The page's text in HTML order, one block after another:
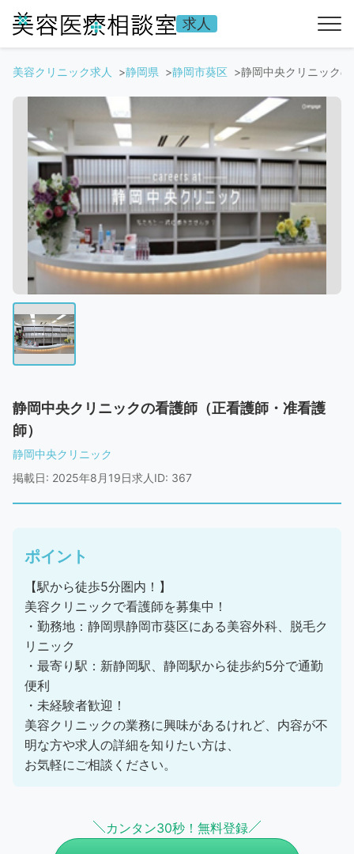
求人
美容クリニック求人 静岡県 静岡市葵区 静岡中央クリニック
静岡中央クリニックの看護師（正看護師・准看護
師）
静岡中央クリニック
掲載日: 2025年8月19日求人ID: 367
ポイント
【駅から徒歩5分圏内！】
美容クリニックで看護師を募集中！
・勤務地：静岡県静岡市葵区にある美容外科、脱毛ク
リニック
・最寄り駅：新静岡駅、静岡駅から徒歩約5分で通勤
便利
・未経験者歓迎！
美容クリニックの業務に興味があるけれど、内容が不
明な方や求人の詳細を知りたい方は、
お気軽にご相談ください。
カンタン30秒！無料登録